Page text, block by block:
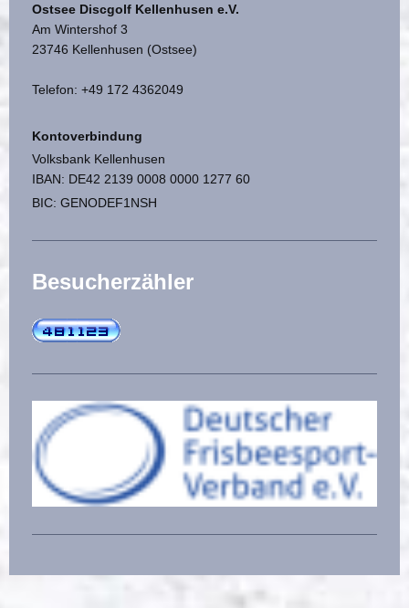
Ostsee Discgolf Kellenhusen e.V.
Am Wintershof 3
23746 Kellenhusen (Ostsee)
Telefon: +49 172 4362049
Kontoverbindung
Volksbank Kellenhusen
IBAN: DE42 2139 0008 0000 1277 60
BIC: GENODEF1NSH
Besucherzähler